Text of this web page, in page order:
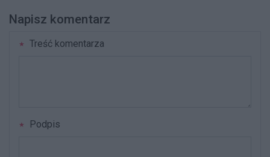
Napisz komentarz
Treść komentarza
Podpis